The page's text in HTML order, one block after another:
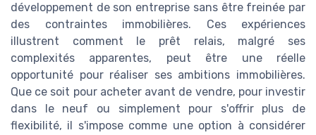
développement de son entreprise sans être freinée par
des contraintes immobilières. Ces expériences
illustrent comment le prêt relais, malgré ses
complexités apparentes, peut être une réelle
opportunité pour réaliser ses ambitions immobilières.
Que ce soit pour acheter avant de vendre, pour investir
dans le neuf ou simplement pour s'offrir plus de
flexibilité, il s'impose comme une option à considérer